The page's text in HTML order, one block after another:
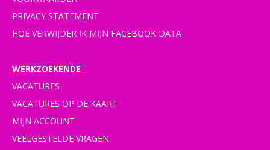
PRIVACY STATEMENT
HOE VERWIJDER IK MIJN FACEBOOK DATA
WERKZOEKENDE
VACATURES
VACATURES OP DE KAART
MIJN ACCOUNT
VEELGESTELDE VRAGEN